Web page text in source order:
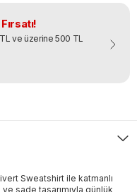
ve üzerine 500 TL
Sweatshirt ile katmanlı
sade tasarımıyla günlük